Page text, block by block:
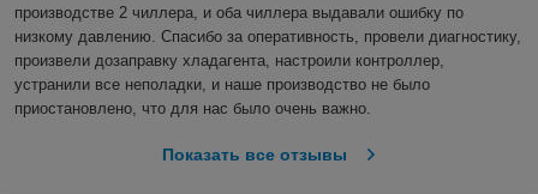
производстве 2 чиллера, и оба чиллера выдавали ошибку по
низкому давлению. Спасибо за оперативность, провели диагностику,
произвели дозаправку хладагента, настроили контроллер,
устранили все неполадки, и наше производство не было
приостановлено, что для нас было очень важно.
Показать все отзывы